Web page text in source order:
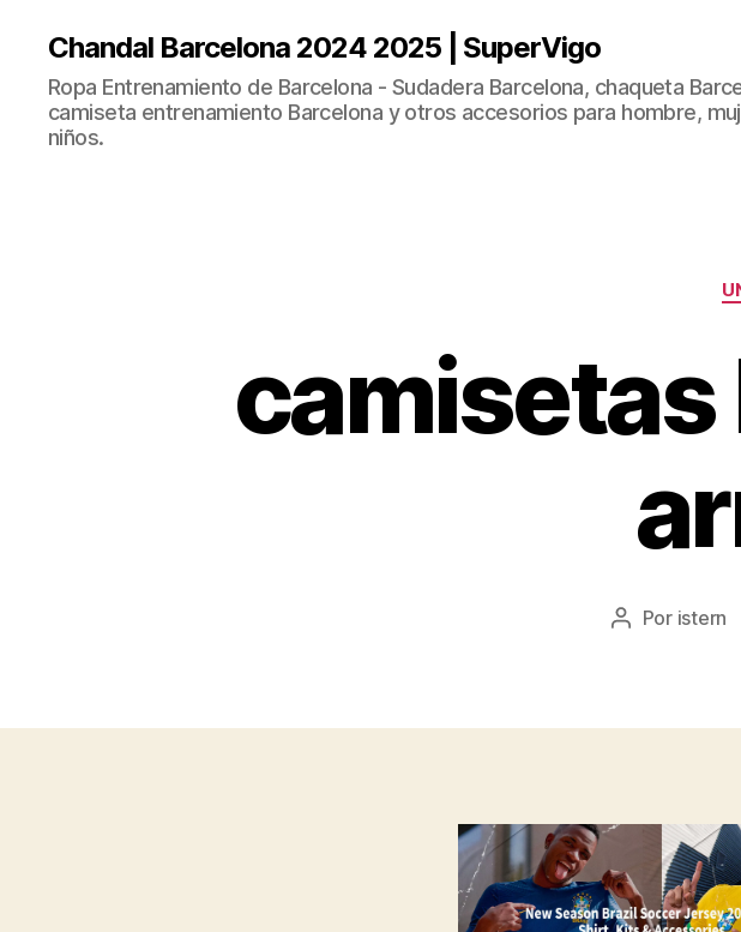
Chandal Barcelona 2024 2025 | SuperVigo
Ropa Entrenamiento de Barcelona - Sudadera Barcelona, chaqueta
camiseta entrenamiento Barcelona y otros accesorios para hombre,
niños.
Autor
Por istern